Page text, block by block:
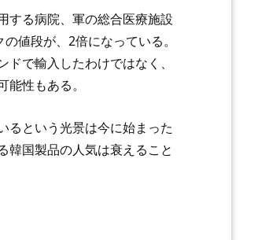
する病院、軍の総合医療施設
値段が、2倍になっている。
で輸入したわけではなく、
性もある。
るという光景は今に始まった
韓国製品の人気は衰えること